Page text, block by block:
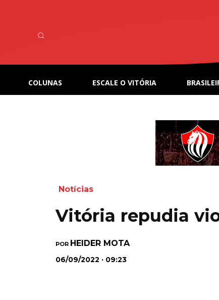
COLUNAS ESCALE O VITÓRIA
Notícias
Vitória repudia
POR HEIDER MOTA
06/09/2022 · 09:23